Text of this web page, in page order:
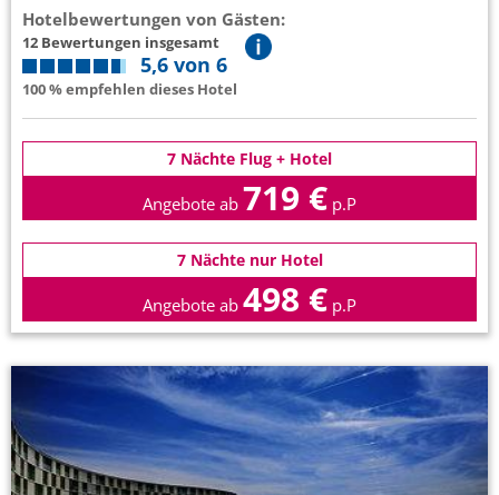
Hotelbewertungen von Gästen:
12 Bewertungen insgesamt
5,6 von 6
100 % empfehlen dieses Hotel
7 Nächte Flug + Hotel
Angebote ab 719 € p.P
7 Nächte nur Hotel
Angebote ab 498 € p.P